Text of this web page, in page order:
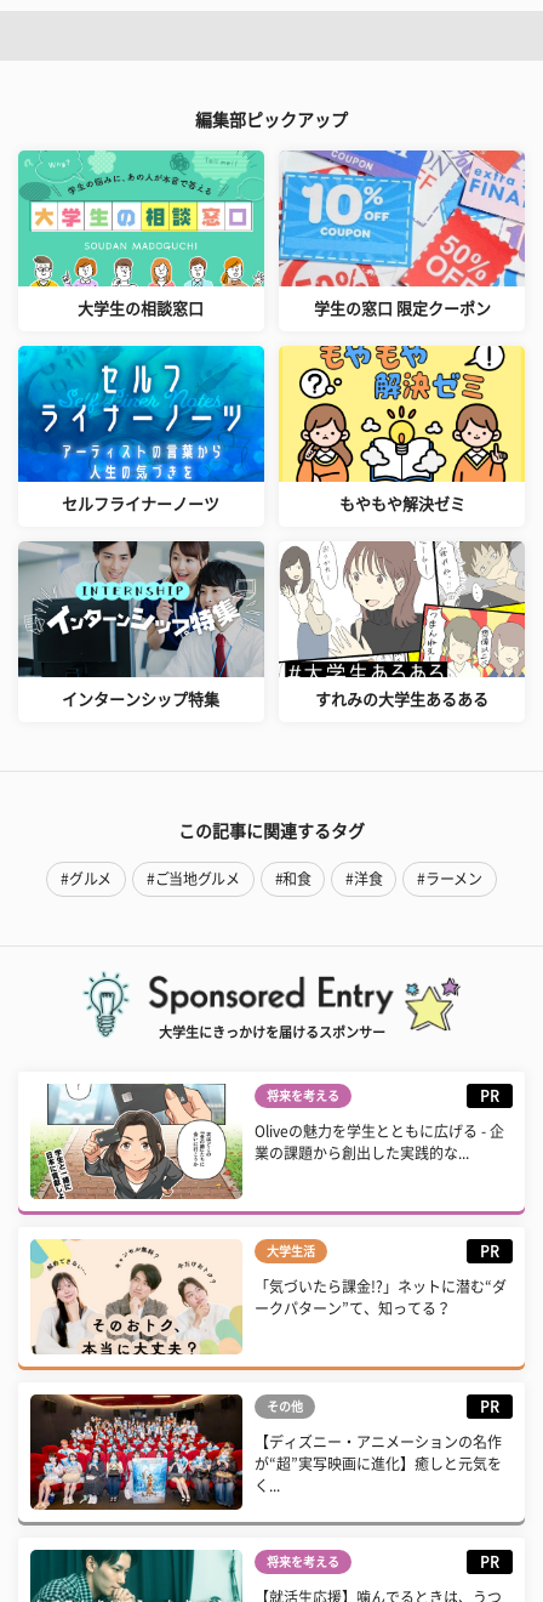
編集部ピックアップ
大学生の相談窓口 学生の窓口 限定クーポン
セルフライナーノーツ もやもや解決ゼミ
インターンシップ特集 すれみの大学生あるある
この記事に関連するタグ
#グルメ #ご当地グルメ #和食 #洋食 #ラーメン
大学生にきっかけを届けるスポンサー
将来を考える PR
Oliveの魅力を学生とともに広げる - 企
業の課題から創出した実践的な...
大学生活 PR
「気づいたら課金!?」ネットに潜む“ダ
ークパターン”て、知ってる？
その他 PR
【ディズニー・アニメーションの名作
が“超”実写映画に進化】癒しと元気を
く...
将来を考える PR
【就活生応援】噛んでるときは、うつ